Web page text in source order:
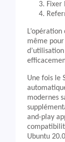
Fixer
même
Une fois le
modernes
and-play
Ubuntu